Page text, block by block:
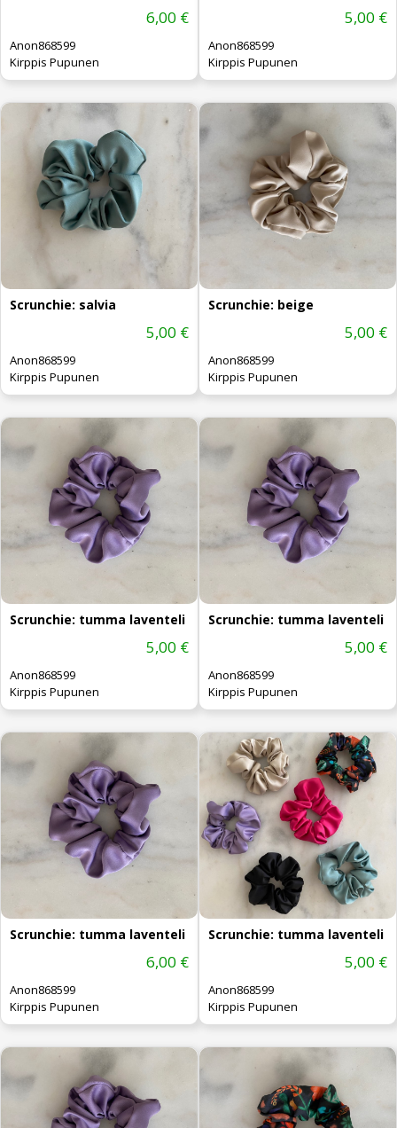
6,00 €
Anon868599
Kirppis Pupunen
5,00 €
Anon868599
Kirppis Pupunen
Scrunchie: salvia
5,00 €
Anon868599
Kirppis Pupunen
Scrunchie: beige
5,00 €
Anon868599
Kirppis Pupunen
Scrunchie: tumma laventeli
5,00 €
Anon868599
Kirppis Pupunen
Scrunchie: tumma laventeli
5,00 €
Anon868599
Kirppis Pupunen
Scrunchie: tumma laventeli
6,00 €
Anon868599
Kirppis Pupunen
Scrunchie: tumma laventeli
5,00 €
Anon868599
Kirppis Pupunen